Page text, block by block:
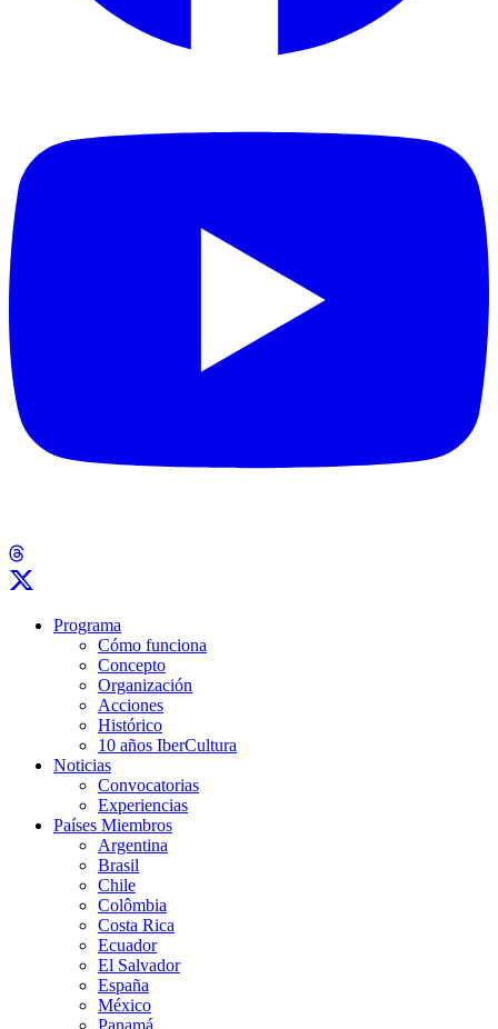
Programa
Cómo funciona
Concepto
Organización
Acciones
Histórico
10 años IberCultura
Noticias
Convocatorias
Experiencias
Países Miembros
Argentina
Brasil
Chile
Colômbia
Costa Rica
Ecuador
El Salvador
España
México
Panamá